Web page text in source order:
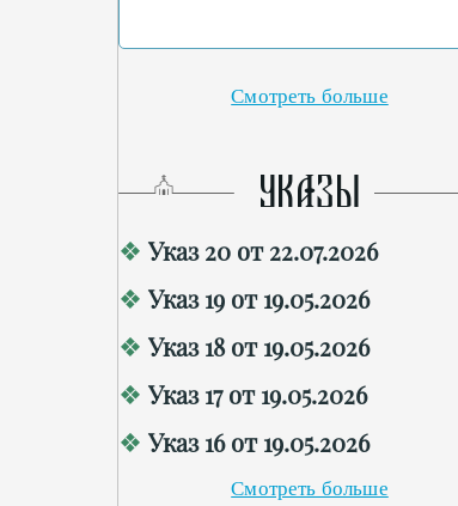
Смотреть больше
УКАЗЫ
Указ 20 от 22.07.2026
Указ 19 от 19.05.2026
Указ 18 от 19.05.2026
Указ 17 от 19.05.2026
Указ 16 от 19.05.2026
Смотреть больше